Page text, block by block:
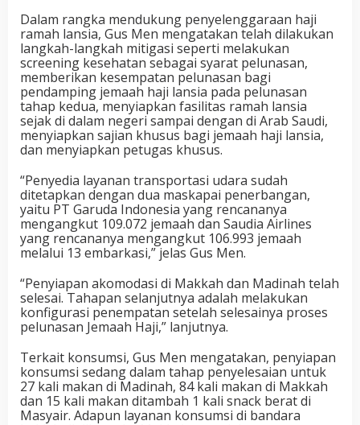
Dalam rangka mendukung penyelenggaraan haji
ramah lansia, Gus Men mengatakan telah dilakukan
langkah-langkah mitigasi seperti melakukan
screening kesehatan sebagai syarat pelunasan,
memberikan kesempatan pelunasan bagi
pendamping jemaah haji lansia pada pelunasan
tahap kedua, menyiapkan fasilitas ramah lansia
sejak di dalam negeri sampai dengan di Arab Saudi,
menyiapkan sajian khusus bagi jemaah haji lansia,
dan menyiapkan petugas khusus.
“Penyedia layanan transportasi udara sudah
ditetapkan dengan dua maskapai penerbangan,
yaitu PT Garuda Indonesia yang rencananya
mengangkut 109.072 jemaah dan Saudia Airlines
yang rencananya mengangkut 106.993 jemaah
melalui 13 embarkasi,” jelas Gus Men.
“Penyiapan akomodasi di Makkah dan Madinah telah
selesai. Tahapan selanjutnya adalah melakukan
konfigurasi penempatan setelah selesainya proses
pelunasan Jemaah Haji,” lanjutnya.
Terkait konsumsi, Gus Men mengatakan, penyiapan
konsumsi sedang dalam tahap penyelesaian untuk
27 kali makan di Madinah, 84 kali makan di Makkah
dan 15 kali makan ditambah 1 kali snack berat di
Masyair. Adapun layanan konsumsi di bandara